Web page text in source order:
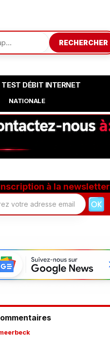
RECHERCHER
NATIONALE
TEST DÉBIT INTERNET
à la newsletter